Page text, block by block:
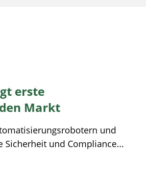
erste
Markt
und
Sicherheit und Compliance...